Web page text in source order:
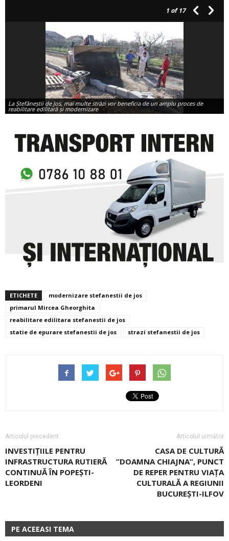
1 of 17
La Ștefăneștii de Jos, mai multe străzi vor beneficia de un amplu proces de
reabilitare edilitară și modernizare
ETICHETE
modernizare stefanestii de jos
primarul Mircea Gheorghita
reabilitare edilitara stefanestii de jos
statie de epurare stefanestii de jos
strazi stefanestii de jos
Articolul precedent
INVESTIŢIILE PENTRU
INFRASTRUCTURA RUTIERĂ
CONTINUĂ ÎN POPEŞTI-
LEORDENI
Articolul următor
CASA DE CULTURĂ
”DOAMNA CHIAJNA”, PUNCT
DE REPER PENTRU VIAŢA
CULTURALĂ A REGIUNII
BUCUREŞTI-ILFOV
PE ACEEASI TEMA